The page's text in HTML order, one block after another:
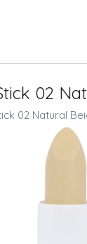
02
02 Natural